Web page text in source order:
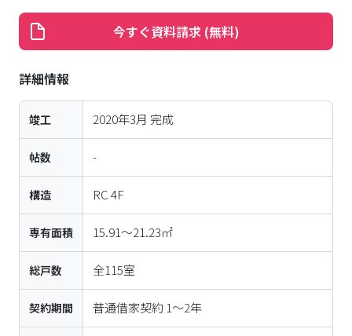
今すぐ資料請求 (無料)
詳細情報
竣工 2020年3月 完成
帖数 -
構造 RC4F
専有面積 15.91〜21.23㎡
総戸数 全115室
契約期間 普通借家契約 1～2年